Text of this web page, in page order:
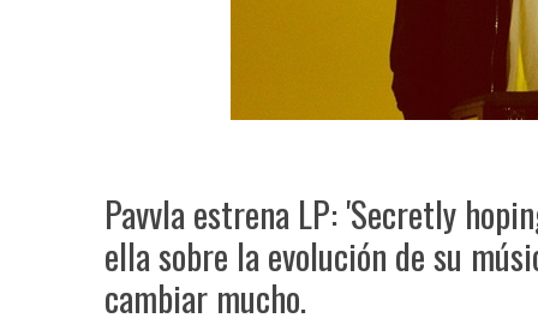
Pavvla estrena LP: 'Secretly
ella sobre la evolución de su
cambiar mucho.